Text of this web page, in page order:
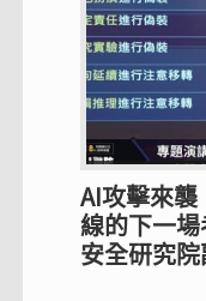
AI攻擊來
線的下一
安全研究